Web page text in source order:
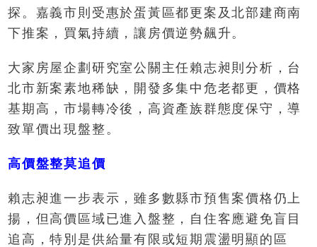
探。嘉義市則受惠於蛋黃區都更案及北部建商南
下推案，買氣持續，讓房價逆勢飆升。
大家房屋企劃研究室公關主任賴志昶則分析，台
北市新案素地稀缺，開發多集中危老都更，價格
基期高，市場轉冷後，高資產族群態度保守，導
致單價出現盤整。
高價盤整莫追價
賴志昶進一步表示，雖多數縣市預售案價格仍上
揚，但高價區域已進入盤整，自住客應避免盲目
追高，特別是供給量有限或短期震盪明顯的區